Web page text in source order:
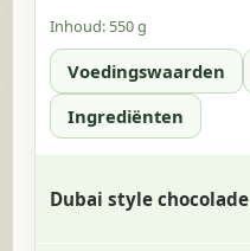
Inhoud: 550 g
Voedingswaarden
Ingrediënten
Dubai style chocolade